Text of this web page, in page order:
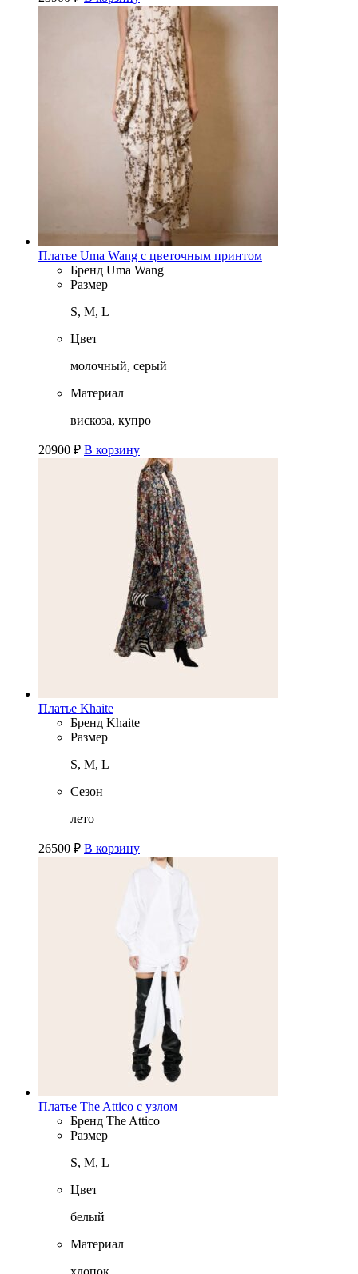
Платье Uma Wang с цветочным принтом
Бренд Uma Wang
Размер
S, M, L
Цвет
молочный, серый
Материал
вискоза, купро
20900 ₽ В корзину
Платье Khaite
Бренд Khaite
Размер
S, M, L
Сезон
лето
26500 ₽ В корзину
Платье The Attico с узлом
Бренд The Attico
Размер
S, M, L
Цвет
белый
Материал